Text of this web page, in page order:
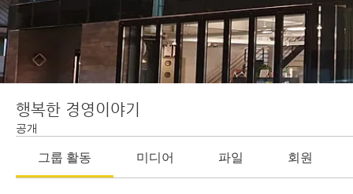
행복한 경영이야기
공개
그룹 활동 미디어 파일 회원